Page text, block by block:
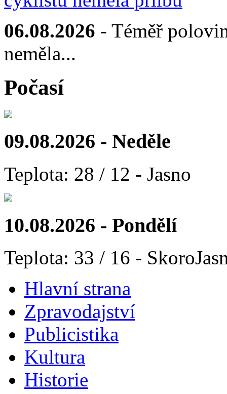
06.08.2026 - Téměř
neměla...
Počasí
09.08.2026 - Neděle
Teplota: 28 / 12 - Jasno
10.08.2026 - Pondělí
Teplota: 33 / 16 -
Hlavní strana
Zpravodajství
Publicistika
Kultura
Historie